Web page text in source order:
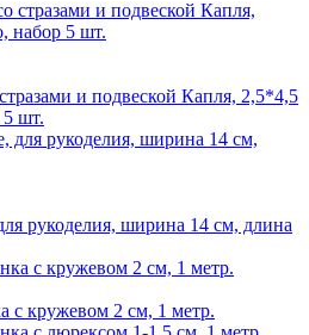
и подвеской Капля, 2,5*4,5
5 шт.
рукоделия, ширина 14 см, длина
с кружевом 2 см, 1 метр.